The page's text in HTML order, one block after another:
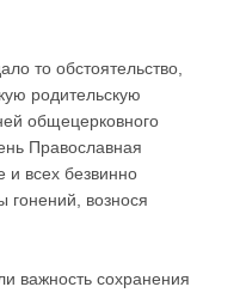
то обстоятельство,
родительскую
общецерковного
Православная
и всех безвинно
гонений, вознося
важность сохранения